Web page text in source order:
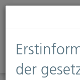
Diese Webseite
Informationen
Diese
der